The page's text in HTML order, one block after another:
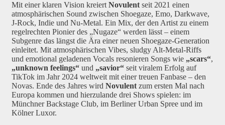
Mit einer klaren Vision kreiert Novulent seit 2021 einen
atmosphärischen Sound zwischen Shoegaze, Emo, Darkwave,
J-Rock, Indie und Nu-Metal. Ein Mix, der den Artist zu einem
regelrechten Pionier des „Nugaze“ werden lässt – einem
Subgenre das längst die Ära einer neuen Shoegaze-Generation
einleitet. Mit atmosphärischen Vibes, sludgy Alt-Metal-Riffs
und emotional geladenen Vocals resonieren Songs wie „scars“,
„unknown feelings“ und „savior“ seit viralem Erfolg auf
TikTok im Jahr 2024 weltweit mit einer treuen Fanbase – den
Novas. Ende des Jahres wird Novulent zum ersten Mal nach
Europa kommen und hierzulande drei Shows spielen: im
Münchner Backstage Club, im Berliner Urban Spree und im
Kölner Luxor.